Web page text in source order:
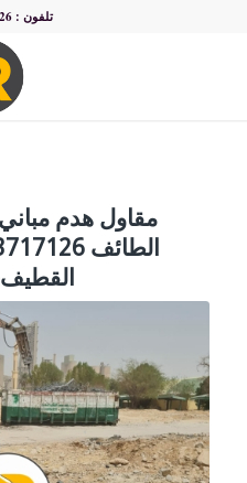
تلفون : 0553717126
مقاول هدم